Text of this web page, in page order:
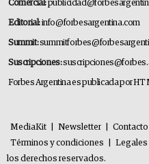
Comercial:
Editorial:info@forbesargentina.com
Summit:
Suscripciones:
Forbes Argentina es publicada por HT
MediaKit Newsletter Contacto
Términos y condiciones
Legales
los derechos reservados.